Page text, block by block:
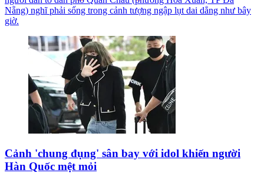
Nẵng) nghĩ phải sống trong cảnh tượng ngập lụt dai dẳng như bây
giờ.
Cảnh 'chung đụng' sân bay với idol khiến người
Hàn Quốc mệt mỏi